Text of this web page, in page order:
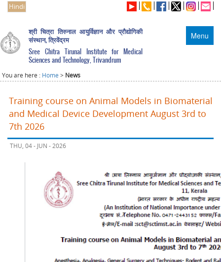
Hindi
Menu
श्री चित्रा तिरुनाल आयुर्विज्ञान और प्रौद्योगिकी
संस्थान, त्रिवेंद्रम
Sree Chitra Tirunal Institute for Medical
Sciences and Technology, Trivandrum
You are here : Home > News
Training course on Animal Models in Biomaterial
and Medical Device Development August 3rd to
7th 2026
THU, 04 - JUN - 2026